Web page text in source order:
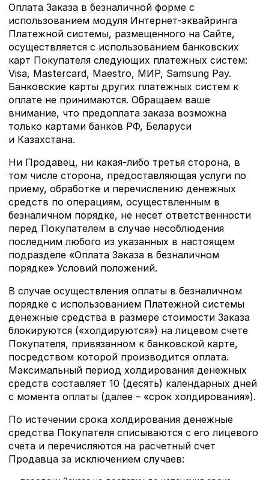
Оплата Заказа в безналичной форме с
использованием модуля Интернет-эквайринга
Платежной системы, размещенного на Сайте,
осуществляется с использованием банковских
карт Покупателя следующих платежных систем:
Visa, Mastercard, Maestro, МИР, Samsung Pay.
Банковские карты других платежных систем к
оплате не принимаются. Обращаем ваше
внимание, что предоплата заказа возможна
только картами банков РФ, Беларуси
и Казахстана.
Ни Продавец, ни какая-либо третья сторона, в
том числе сторона, предоставляющая услуги по
приему, обработке и перечислению денежных
средств по операциям, осуществленным в
безналичном порядке, не несет ответственности
перед Покупателем в случае несоблюдения
последним любого из указанных в настоящем
подразделе «Оплата Заказа в безналичном
порядке» Условий положений.
В случае осуществления оплаты в безналичном
порядке с использованием Платежной системы
денежные средства в размере стоимости Заказа
блокируются («холдируются») на лицевом счете
Покупателя, привязанном к банковской карте,
посредством которой производится оплата.
Максимальный период холдирования денежных
средств составляет 10 (десять) календарных дней
с момента оплаты (далее – «срок холдирования»).
По истечении срока холдирования денежные
средства Покупателя списываются с его лицевого
счета и перечисляются на расчетный счет
Продавца за исключением случаев: